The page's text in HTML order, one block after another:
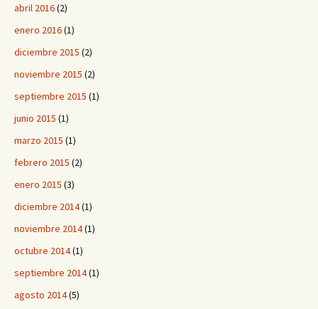
abril 2016(2)
enero 2016(1)
diciembre 2015 (2)
noviembre 2015 (2)
septiembre 2015 (1)
junio 2015 (1)
marzo 2015 (1)
febrero 2015 (2)
enero 2015 (3)
diciembre 2014(1)
noviembre 2014(1)
octubre 2014(1)
septiembre 2014(1)
agosto 2014(5)